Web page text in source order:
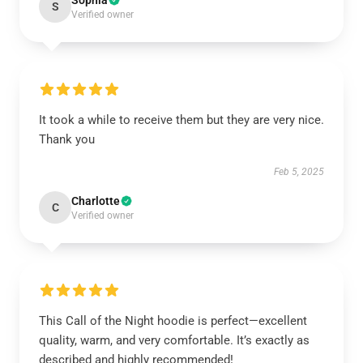
S
Verified owner
It took a while to receive them but they are very nice.
Thank you
Feb 5, 2025
C Charlotte
Verified owner
This Call of the Night hoodie is perfect—excellent
quality, warm, and very comfortable. It’s exactly as
described and highly recommended!